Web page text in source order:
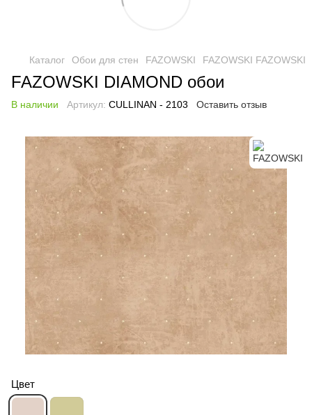
Каталог Обои для стен FAZOWSKI FAZOWSKI FAZOWSKI
FAZOWSKI DIAMOND обои
В наличии Артикул: CULLINAN - 2103 Оставить отзыв
Цвет